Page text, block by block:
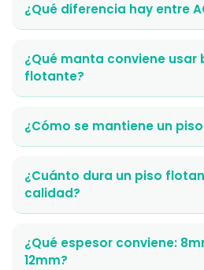
¿Qué diferencia hay entre
¿Qué manta conviene usar
flotante?
¿Cómo se mantiene un
¿Cuánto dura un piso
calidad?
¿Qué espesor conviene:
12mm?